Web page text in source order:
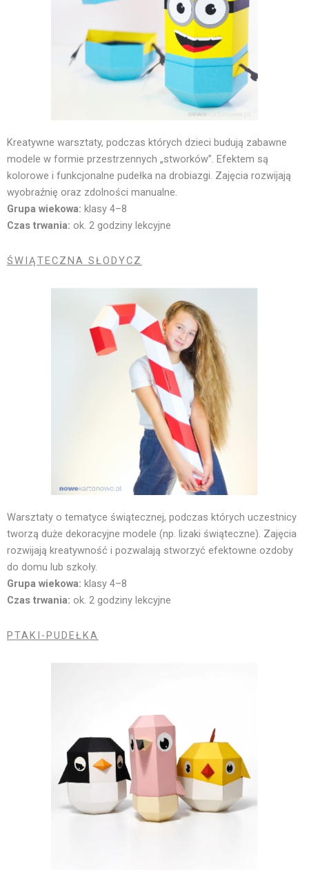
Kreatywne warsztaty, podczas których dzieci budują zabawne
modele w formie przestrzennych „stworków”. Efektem są
kolorowe i funkcjonalne pudełka na drobiazgi. Zajęcia rozwijają
wyobraźnię oraz zdolności manualne.
Grupa wiekowa: klasy 4–8
Czas trwania: ok. 2 godziny lekcyjne
ŚWIĄTECZNA SŁODYCZ
Warsztaty o tematyce świątecznej, podczas których uczestnicy
tworzą duże dekoracyjne modele (np. lizaki świąteczne). Zajęcia
rozwijają kreatywność i pozwalają stworzyć efektowne ozdoby
do domu lub szkoły.
Grupa wiekowa: klasy 4–8
Czas trwania: ok. 2 godziny lekcyjne
PTAKI-PUDEŁKA